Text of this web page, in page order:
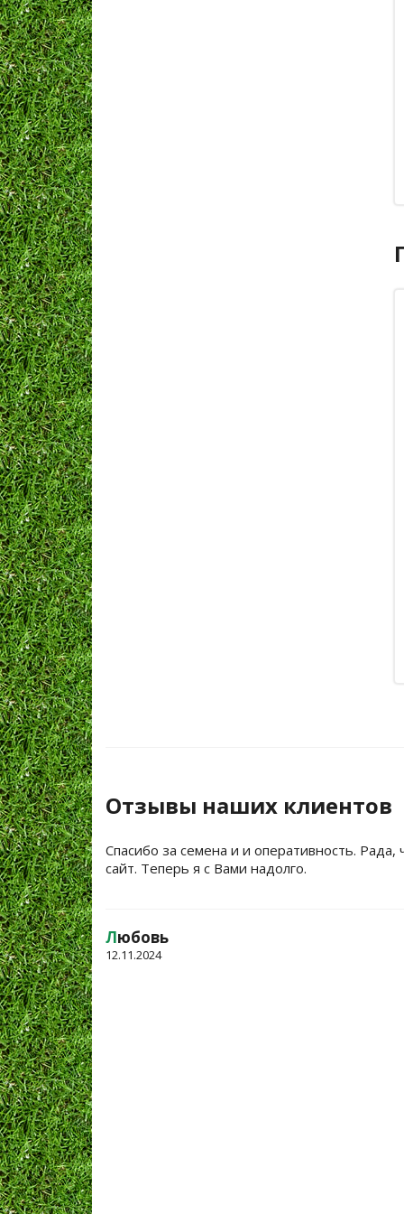
Отзывы наших клиентов
Спасибо за семена и и оперативность. Рада,
сайт. Теперь я с Вами надолго.
Любовь
12.11.2024